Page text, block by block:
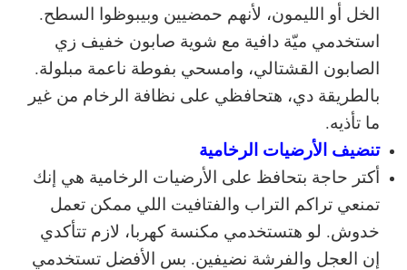
الخل أو الليمون، لأنهم حمضيين وبيبوظوا السطح.
استخدمي ميّة دافية مع شوية صابون خفيف زي
الصابون القشتالي، وامسحي بفوطة ناعمة مبلولة.
بالطريقة دي، هتحافظي على نظافة الرخام من غير
ما تأذيه.
تنضيف الأرضيات الرخامية
أكتر حاجة بتحافظ على الأرضيات الرخامية هي إنك
تمنعي تراكم التراب والفتافيت اللي ممكن تعمل
خدوش. لو هتستخدمي مكنسة كهربا، لازم تتأكدي
إن العجل والفرشة نضيفين. بس الأفضل تستخدمي